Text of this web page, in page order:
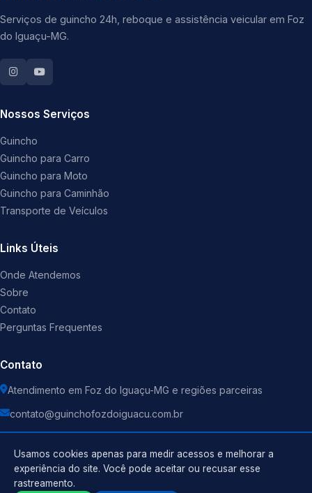
Serviços de guincho 24h, reboque e assistência veicular em Foz
do Iguaçu-MG.
Nossos Serviços
Guincho
Guincho para Carro
Guincho para Moto
Guincho para Caminhão
Transporte de Veículos
Links Úteis
Onde Atendemos
Sobre
Contato
Perguntas Frequentes
Contato
Atendimento em Foz do Iguaçu-MG e regiões parceiras
contato@guinchofozdoiguacu.com.br
Usamos cookies apenas para medir acessos e melhorar a
experiência do site. Você pode aceitar ou recusar esse
rastreamento.